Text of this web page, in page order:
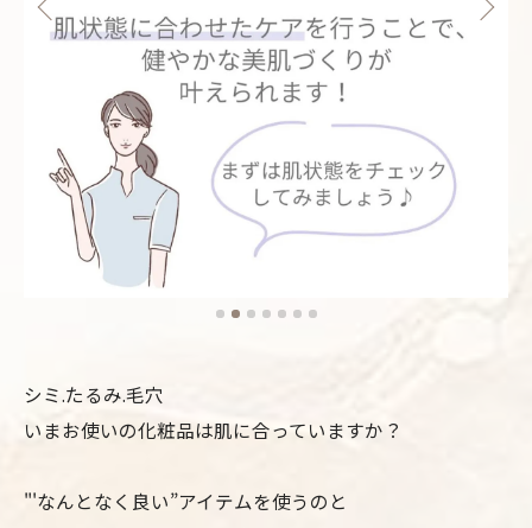
シミ.たるみ.毛穴
いまお使いの化粧品は肌に合っていますか？
"'なんとなく良い”アイテムを使うのと